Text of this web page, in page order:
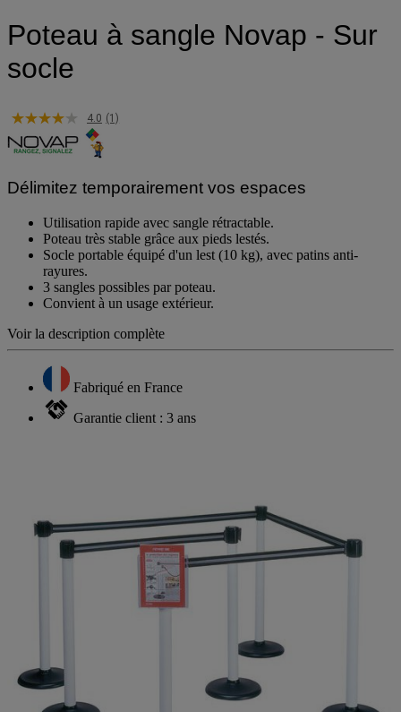
Poteau à sangle Novap - Sur
socle
4.0 (1)
Délimitez temporairement vos espaces
Utilisation rapide avec sangle rétractable.
Poteau très stable grâce aux pieds lestés.
Socle portable équipé d'un lest (10 kg), avec patins anti-
rayures.
3 sangles possibles par poteau.
Convient à un usage extérieur.
Voir la description complète
Fabriqué en France
Garantie client : 3 ans